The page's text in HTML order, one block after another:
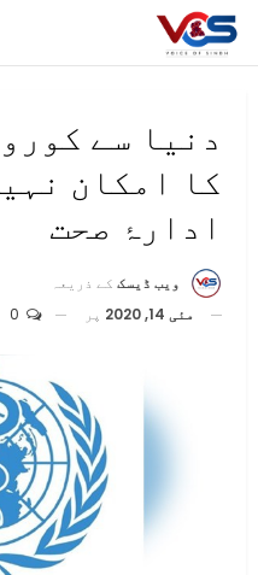
دنیا سے
کا امکان
ادارۂ صحت
ویب ڈیسک کے ذریعہ
مئی 14, 2020
پر